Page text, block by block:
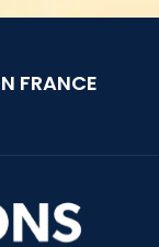
FRANCE